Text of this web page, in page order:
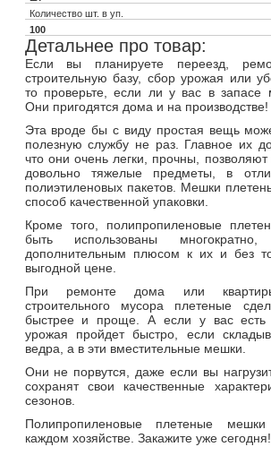
Количество шт. в уп.
100
Детальнее про товар:
Если вы планируете переезд,
строительную базу, сбор урожая или
то проверьте, если ли у вас в запасе
Они пригодятся дома и на производстве!
Эта вроде бы с виду простая вещь
полезную службу не раз. Главное их
что они очень легки, прочны,
довольно тяжелые предметы, в
полиэтиленовых пакетов. Мешки
способ качественной упаковки.
Кроме того, полипропиленовые
быть использованы
дополнительным плюсом к их и без
выгодной цене.
При ремонте дома или
строительного мусора плетеные
быстрее и проще. А если у вас есть
урожая пройдет быстро, если
ведра, а в эти вместительные мешки.
Они не порвутся, даже если вы
сохранят свои качественные
сезонов.
Полипропиленовые плетеные
каждом хозяйстве. Закажите уже сегодня!